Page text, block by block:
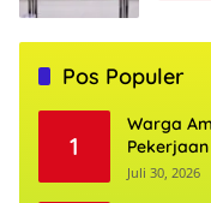
Pos Populer
1
Warga
Mairuhu
Juli 30, 2026